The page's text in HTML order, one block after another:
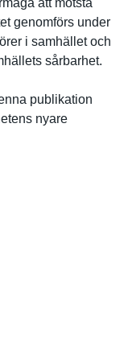
att motstå
genomförs under
i samhället och
sårbarhet.
publikatio­n
nyare